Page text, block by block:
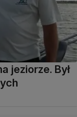
jeziorze. Był